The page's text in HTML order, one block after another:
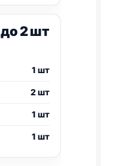
до 2 шт
1 шт
2 шт
1 шт
1 шт